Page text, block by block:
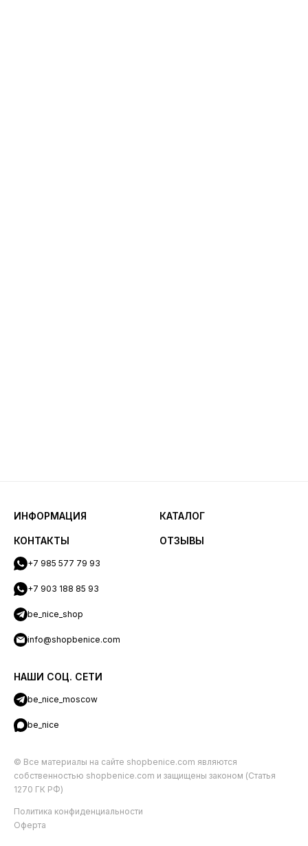
ИНФОРМАЦИЯ КАТАЛОГ
КОНТАКТЫ
+7 985 577 79 93
+7 903 188 85 93
be_nice_shop
info@shopbenice.com
НАШИ СОЦ. СЕТИ
be_nice_moscow
be_nice
ОТЗЫВЫ
© Все материалы на сайте shopbenice.com являются
собственностью shopbenice.com и защищены законом (Статья
1270 ГК РФ)
Политика конфиденциальности
Оферта